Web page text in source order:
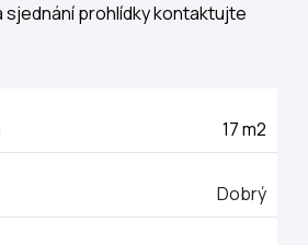
sjednání prohlídky kontaktujte
17 m2
Dobrý